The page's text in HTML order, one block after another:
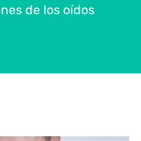
de los oídos